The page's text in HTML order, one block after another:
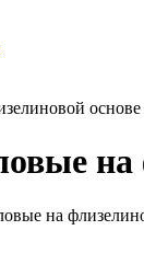
основе
на